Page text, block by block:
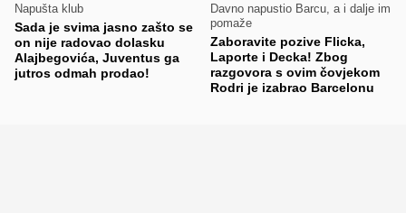
Napušta klub
Sada je svima jasno zašto se
on nije radovao dolasku
Alajbegovića, Juventus ga
jutros odmah prodao!
Davno napustio Barcu, a i dalje im
pomaže
Zaboravite pozive Flicka,
Laporte i Decka! Zbog
razgovora s ovim čovjekom
Rodri je izabrao Barcelonu